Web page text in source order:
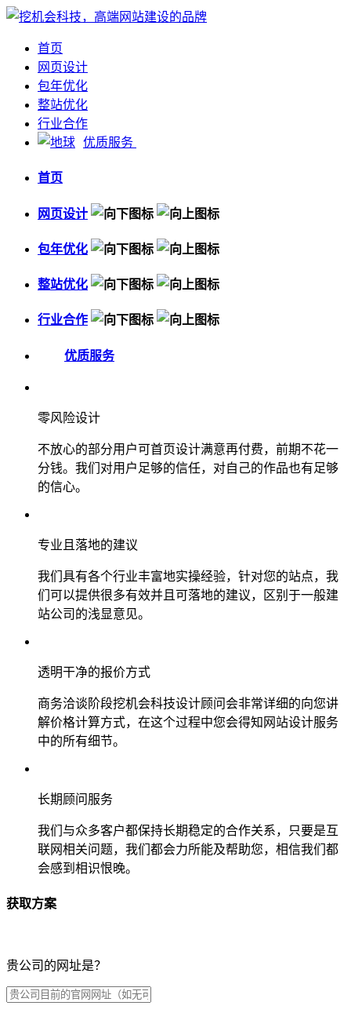
首页
网页设计
包年优化
整站优化
行业合作
优质服务
首页
网页设计
包年优化
整站优化
行业合作
优质服务
零风险设计
不放心的部分用户可首页设计满意再付费，前期不花一
分钱。我们对用户足够的信任，对自己的作品也有足够
的信心。
专业且落地的建议
我们具有各个行业丰富地实操经验，针对您的站点，我
们可以提供很多有效并且可落地的建议，区别于一般建
站公司的浅显意见。
透明干净的报价方式
商务洽谈阶段挖机会科技设计顾问会非常详细的向您讲
解价格计算方式，在这个过程中您会得知网站设计服务
中的所有细节。
长期顾问服务
我们与众多客户都保持长期稳定的合作关系，只要是互
联网相关问题，我们都会力所能及帮助您，相信我们都
会感到相识恨晚。
获取方案
贵公司的网址是？